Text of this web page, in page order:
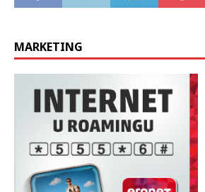
MARKETING